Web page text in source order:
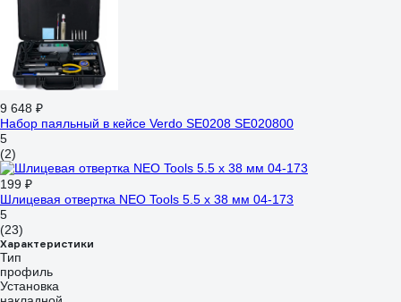
9 648 ₽
Набор паяльный в кейсе Verdo SE0208 SE020800
5
(2)
199 ₽
Шлицевая отвертка NEO Tools 5.5 x 38 мм 04-173
5
(23)
Характеристики
Тип
профиль
Установка